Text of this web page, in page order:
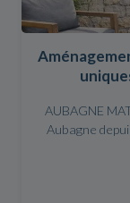
AUBAGNE
Aubagne